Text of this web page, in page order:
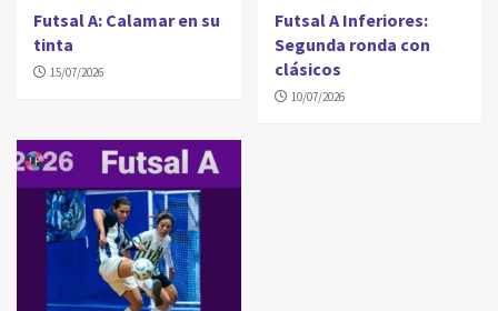
Futsal A: Calamar en su
tinta
15/07/2026
Futsal A Inferiores:
Segunda ronda con
clásicos
10/07/2026